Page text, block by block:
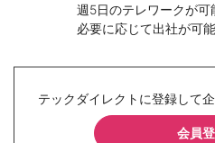
週5日のテレワークが可能な
必要に応じて出社が可能な
テックダイレクトに登録して
会員